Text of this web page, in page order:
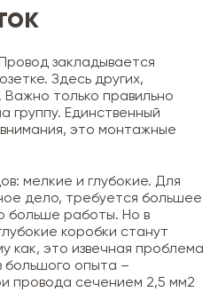
закладывается
Здесь других,
Важно только правильно
группу. Единственный
это монтажные
мелкие и глубокие. Для
дело, требуется большее
больше работы. Но в
коробки станут
как, это извечная проблема
большого опыта –
провода сечением 2,5 мм2